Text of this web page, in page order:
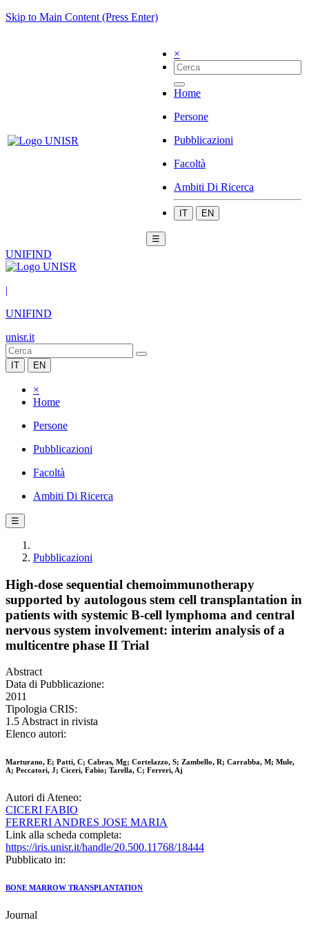
Skip to Main Content (Press Enter)
×
Home
Persone
Pubblicazioni
Facoltà
Ambiti Di Ricerca
IT EN
☰
UNIFIND
|
UNIFIND
unisr.it
IT EN
×
Home
Persone
Pubblicazioni
Facoltà
Ambiti Di Ricerca
☰
Pubblicazioni
High-dose sequential chemoimmunotherapy
supported by autologous stem cell transplantation in
patients with systemic B-cell lymphoma and central
nervous system involvement: interim analysis of a
multicentre phase II Trial
Abstract
Data di Pubblicazione:
2011
Tipologia CRIS:
1.5 Abstract in rivista
Elenco autori:
Marturano, E; Patti, C; Cabras, Mg; Cortelazzo, S; Zambello, R; Carrabba, M; Mule,
A; Peccatori, J; Ciceri, Fabio; Tarella, C; Ferreri, Aj
Autori di Ateneo:
CICERI FABIO
FERRERI ANDRES JOSE MARIA
Link alla scheda completa:
https://iris.unisr.it/handle/20.500.11768/18444
Pubblicato in:
BONE MARROW TRANSPLANTATION
Journal